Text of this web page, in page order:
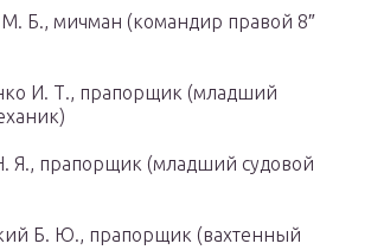
Б., мичман (командир правой 8″
И. Т., прапорщик (младший
Я., прапорщик (младший судовой
Б. Ю., прапорщик (вахтенный